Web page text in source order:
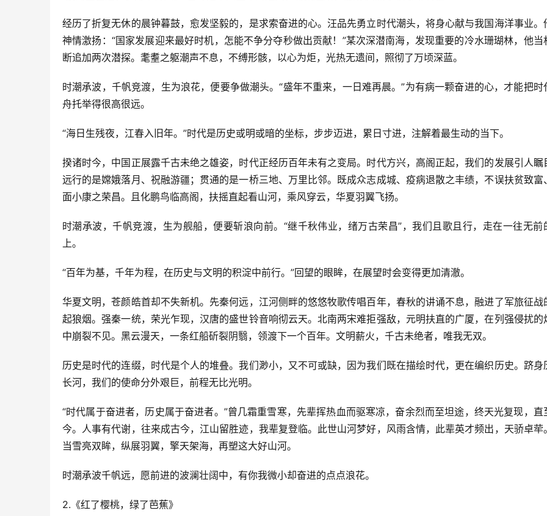
经历了折复无休的晨钟暮鼓，愈发坚毅的，是求索奋进的心。汪品先勇立时代潮头，将身心献与我国海洋事业。
神情激扬：“国家发展迎来最好时机，怎能不争分夺秒做出贡献！”某次深潜南海，发现重要的冷水珊瑚林，他当
断追加两次潜探。耄耋之躯潮声不息，不缚形骸，以心为炬，光热无遗间，照彻了万顷深蓝。
时潮承波，千帆竞渡，生为浪花，便要争做潮头。“盛年不重来，一日难再晨。”为有病一颗奋进的心，才能把时
舟托举得很高很远。
“海日生残夜，江春入旧年。”时代是历史或明或暗的坐标，步步迈进，累日寸进，注解着最生动的当下。
揆诸时今，中国正展露千古未绝之雄姿，时代正经历百年未有之变局。时代方兴，高阁正起，我们的发展引人瞩
远行的是嫦娥落月、祝融游疆；贯通的是一桥三地、万里比邻。既成众志成城、疫病退散之丰绩，不误扶贫致富
面小康之荣昌。且化鹏鸟临高阁，扶摇直起看山河，乘风穿云，华夏羽翼飞扬。
时潮承波，千帆竞渡，生为舰船，便要斩浪向前。“继千秋伟业，绪万古荣昌”，我们且歌且行，走在一往无前
上。
“百年为基，千年为程，在历史与文明的积淀中前行。”回望的眼眸，在展望时会变得更加清澈。
华夏文明，苍颜皓首却不失新机。先秦何远，江河侧畔的悠悠牧歌传唱百年，春秋的讲诵不息，融进了军旅征战
起狼烟。强秦一统，荣光乍现，汉唐的盛世铃音响彻云天。北南两宋难拒强敌，元明扶直的广厦，在列强侵扰的
中崩裂不见。黑云漫天，一条红船斫裂阴翳，领渡下一个百年。文明薪火，千古未绝者，唯我无双。
历史是时代的连缀，时代是个人的堆叠。我们渺小，又不可或缺，因为我们既在描绘时代，更在编织历史。跻身
长河，我们的使命分外艰巨，前程无比光明。
“时代属于奋进者，历史属于奋进者。”曾几霜重雪寒，先辈挥热血而驱寒凉，奋余烈而至坦途，终天光复现，直
今。人事有代谢，往来成古今，江山留胜迹，我辈复登临。此世山河梦好，风雨含情，此辈英才频出，天骄卓荦
当雪亮双眸，纵展羽翼，擎天架海，再塑这大好山河。
时潮承波千帆远，愿前进的波澜壮阔中，有你我微小却奋进的点点浪花。
2.《红了樱桃，绿了芭蕉》